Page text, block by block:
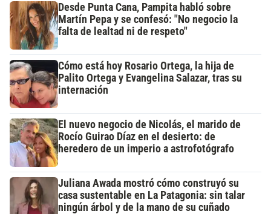
Desde Punta Cana, Pampita habló sobre
Martín Pepa y se confesó: "No negocio la
falta de lealtad ni de respeto"
Cómo está hoy Rosario Ortega, la hija de
Palito Ortega y Evangelina Salazar, tras su
internación
El nuevo negocio de Nicolás, el marido de
Rocío Guirao Díaz en el desierto: de
heredero de un imperio a astrofotógrafo
Juliana Awada mostró cómo construyó su
casa sustentable en La Patagonia: sin talar
ningún árbol y de la mano de su cuñado